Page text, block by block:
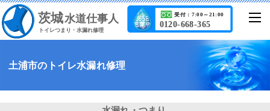
茨城水道仕事人
トイレつまり・水漏れ修理
0120-668-365
受付：7:00～21:00
土浦市のトイレ水漏れ修理